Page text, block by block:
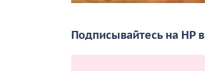
Подписывайтесь на НР в